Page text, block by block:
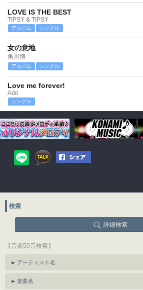
LOVE IS THE BEST
TIPSY & TIPSY
アルバム シングル
女の意地
角川博
アルバム シングル
Love me forever!
Ado
シングル
検索
詳細検索
【音楽50音検索】
アーティスト名
楽曲名